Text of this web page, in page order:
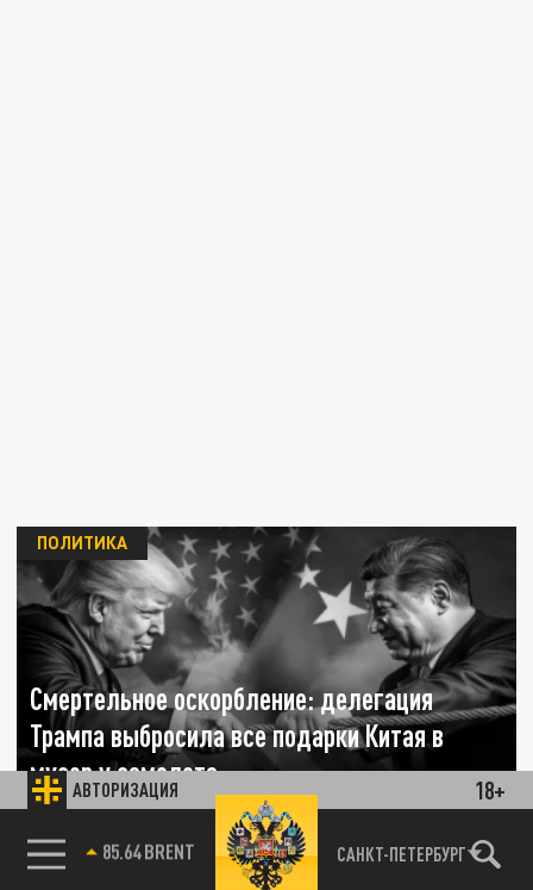
АВТОРИЗАЦИЯ 18+
85.64 BRENT САНКТ-ПЕТЕРБУРГ
Смертельное оскорбление: делегация
Трампа выбросила все подарки Китая в
мусор у самолета
ПОЛИТИКА
Визит американской делегации Дональда